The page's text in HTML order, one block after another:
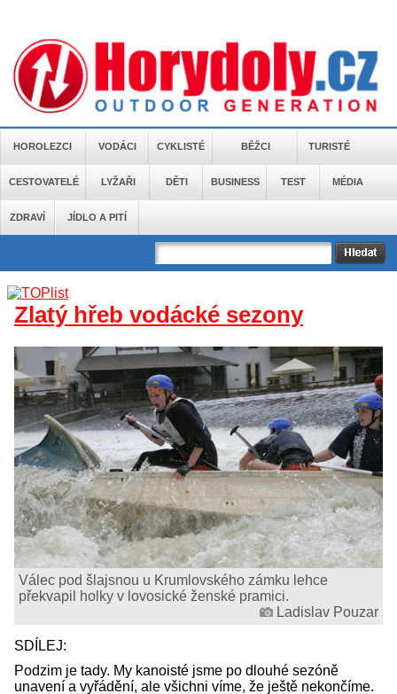
HOROLEZCI VODÁCI CYKLISTÉ BĚŽCI TURISTÉ
CESTOVATELÉ LYŽAŘI DĚTI BUSINESS TEST MÉDIA
ZDRAVÍ JÍDLO A PITÍ
Zlatý hřeb vodácké sezony
Válec pod šlajsnou u Krumlovského zámku lehce
překvapil holky v lovosické ženské pramici.
Ladislav Pouzar
SDÍLEJ:
Podzim je tady. My kanoisté jsme po dlouhé sezóně
unavení a vyřádění, ale všichni víme, že ještě nekončíme.